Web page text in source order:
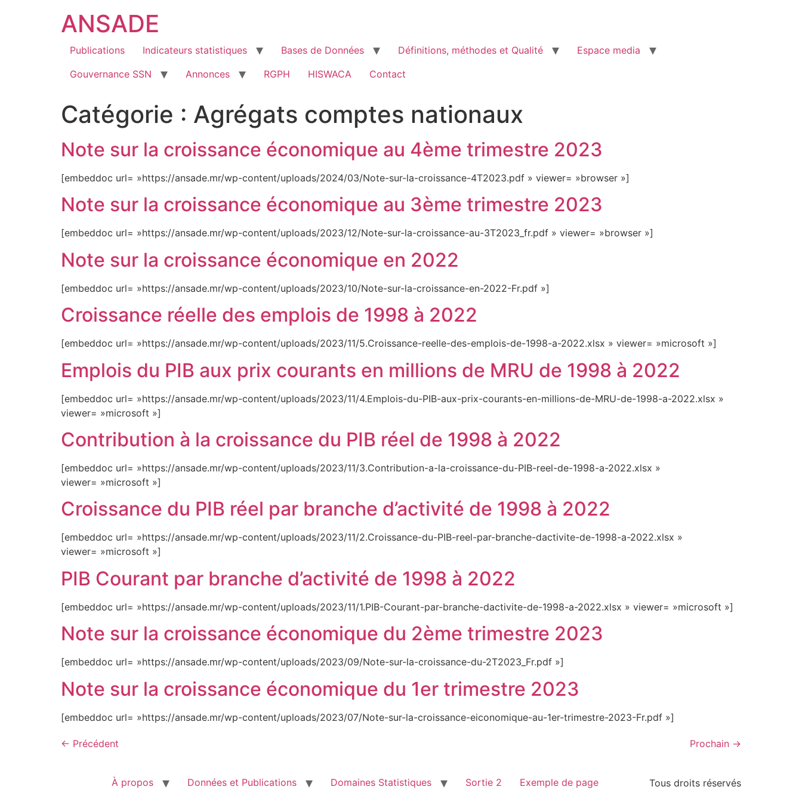
ANSADE
Publications Indicateurs statistiques Bases de Données Définitions, méthodes et Qualité
Espace media
Gouvernance SSN
Annonces RGPH HISWACA Contact
Catégorie : Agrégats comptes nationaux
Note sur la croissance économique au 4ème trimestre 2023
[embeddoc url= »https://ansade.mr/wp-content/uploads/2024/03/Note-sur-la-croissance-4T2023.pdf » viewer= »browser »]
Note sur la croissance économique au 3ème trimestre 2023
[embeddoc url= »https://ansade.mr/wp-content/uploads/2023/12/Note-sur-la-croissance-au-3T2023_fr.pdf » viewer= »browser »]
Note sur la croissance économique en 2022
[embeddoc url= »https://ansade.mr/wp-content/uploads/2023/10/Note-sur-la-croissance-en-2022-Fr.pdf »]
Croissance réelle des emplois de 1998 à 2022
[embeddoc url= »https://ansade.mr/wp-content/uploads/2023/11/5.Croissance-reelle-des-emplois-de-1998-a-2022.xlsx » viewer= »microsoft »]
Emplois du PIB aux prix courants en millions de MRU de 1998 à 2022
[embeddoc url= »https://ansade.mr/wp-content/uploads/2023/11/4.Emplois-du-PIB-aux-prix-courants-en-millions-de-MRU-de-1998-a-2022.xlsx »
viewer= »microsoft »]
Contribution à la croissance du PIB réel de 1998 à 2022
[embeddoc url= »https://ansade.mr/wp-content/uploads/2023/11/3.Contribution-a-la-croissance-du-PIB-reel-de-1998-a-2022.xlsx »
viewer= »microsoft »]
Croissance du PIB réel par branche d’activité de 1998 à 2022
[embeddoc url= »https://ansade.mr/wp-content/uploads/2023/11/2.Croissance-du-PIB-reel-par-branche-dactivite-de-1998-a-2022.xlsx »
viewer= »microsoft »]
PIB Courant par branche d’activité de 1998 à 2022
[embeddoc url= »https://ansade.mr/wp-content/uploads/2023/11/1.PIB-Courant-par-branche-dactivite-de-1998-a-2022.xlsx » viewer= »microsoft »]
Note sur la croissance économique du 2ème trimestre 2023
[embeddoc url= »https://ansade.mr/wp-content/uploads/2023/09/Note-sur-la-croissance-du-2T2023_Fr.pdf »]
Note sur la croissance économique du 1er trimestre 2023
[embeddoc url= »https://ansade.mr/wp-content/uploads/2023/07/Note-sur-la-croissance-eiconomique-au-1er-trimestre-2023-Fr.pdf »]
← Précédent Prochain →
À propos Données et Publications Domaines Statistiques Sortie 2 Exemple de page Tous droits réservés